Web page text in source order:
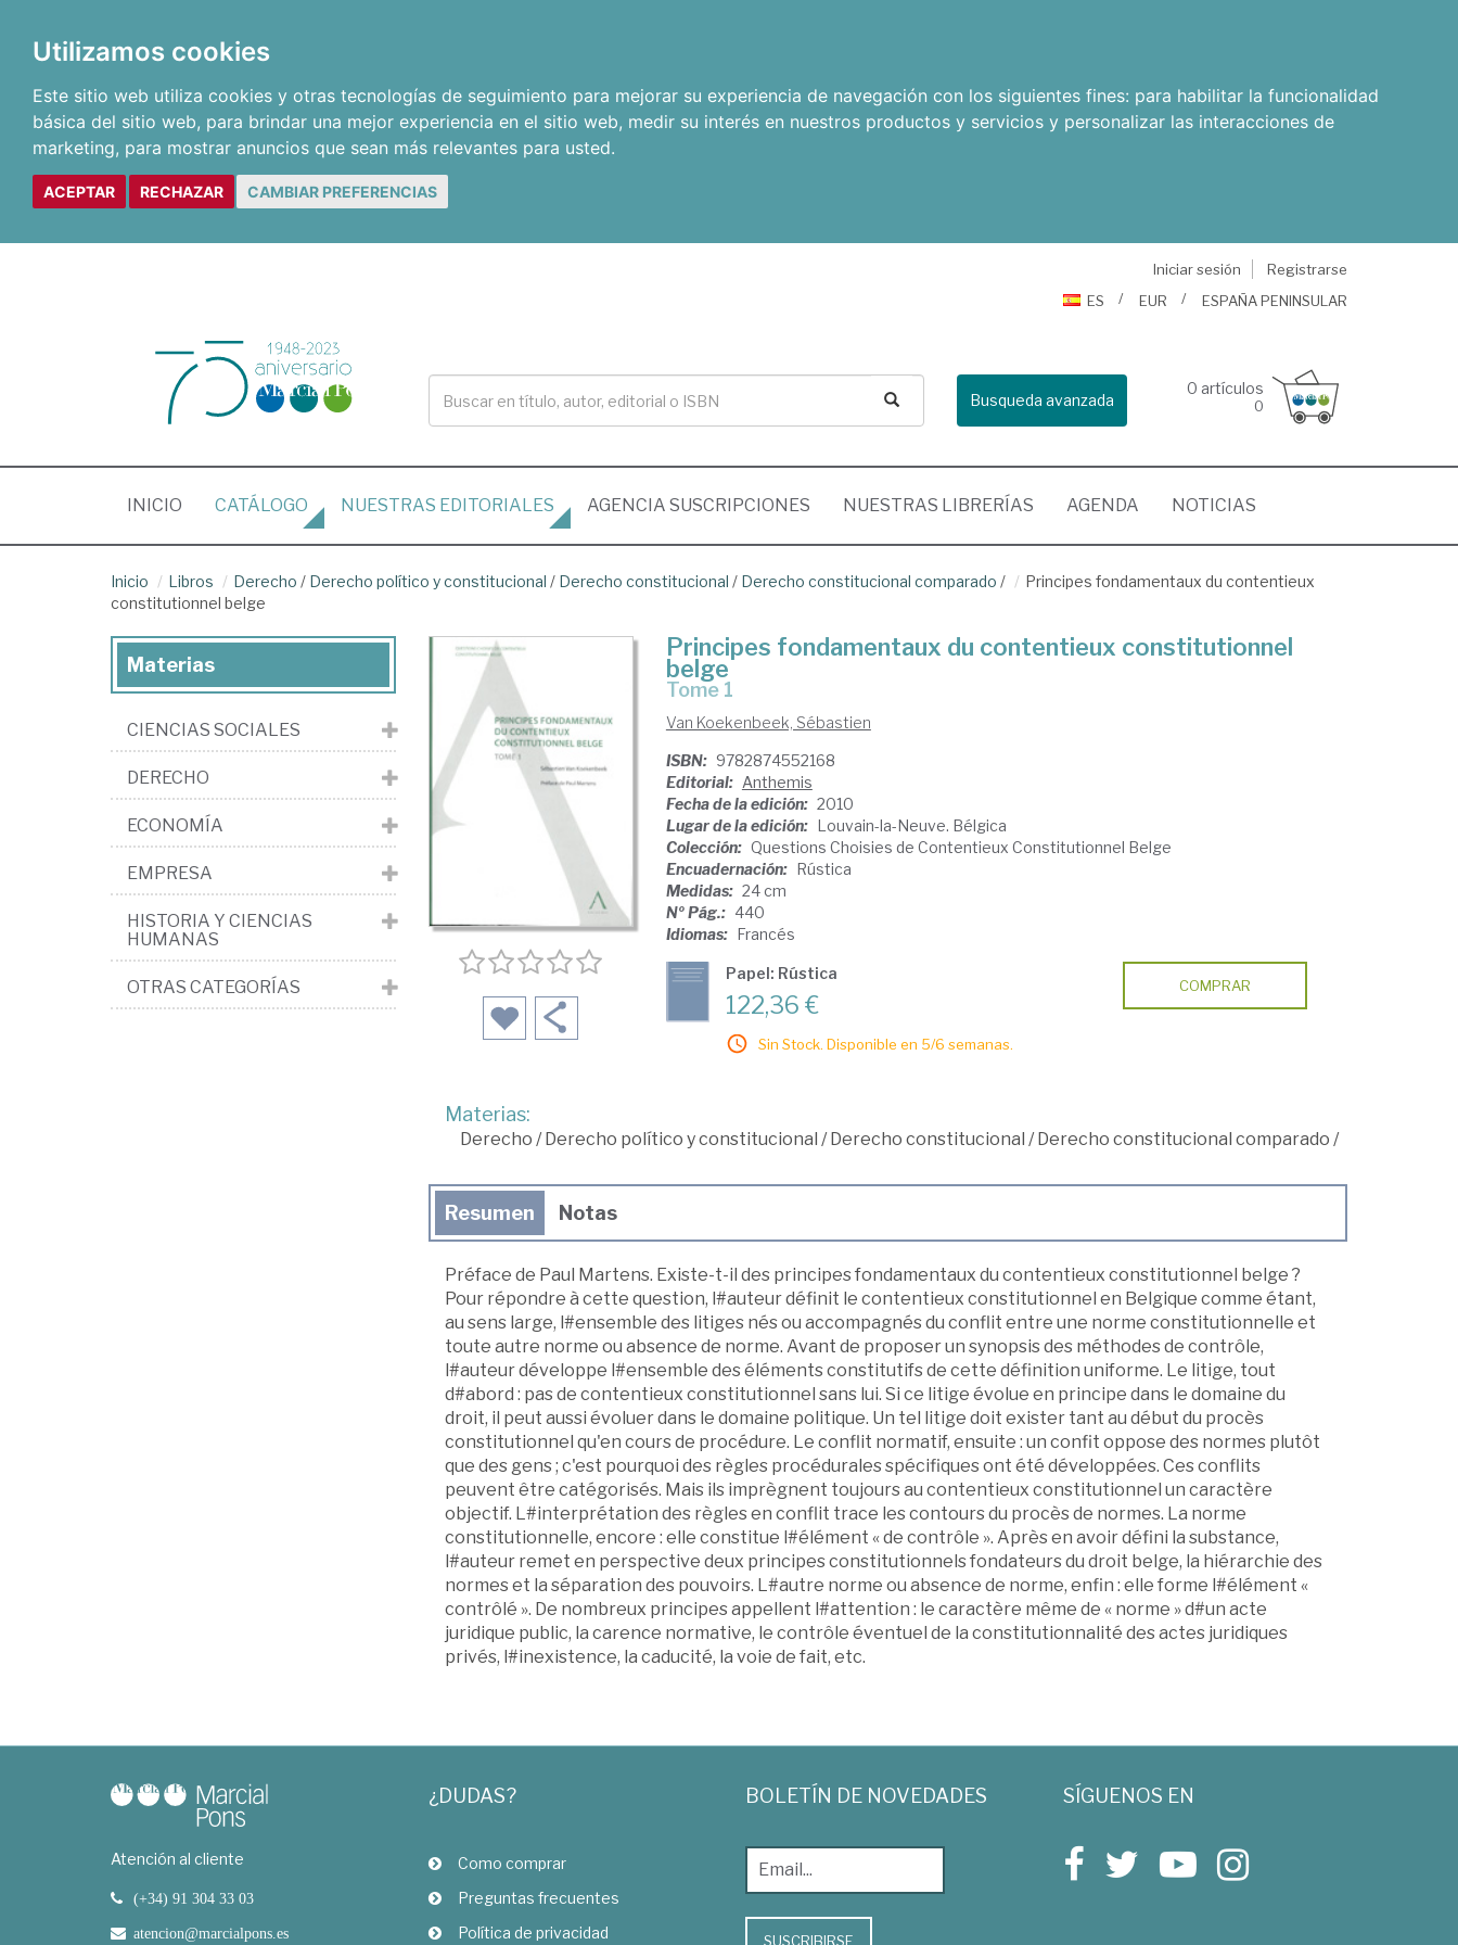
Utilizamos cookies
Este sitio web utiliza cookies y otras tecnologías de seguimiento para mejorar su experiencia de navegación con los siguientes fines: para habilitar la funcionalidad
básica del sitio web, para brindar una mejor experiencia en el sitio web, medir su interés en nuestros productos y servicios y personalizar las interacciones de
marketing, para mostrar anuncios que sean más relevantes para usted.
ACEPTAR RECHAZAR CAMBIAR PREFERENCIAS
Iniciar sesión
Registrarse
ES
EUR ESPAÑA PENINSULAR
Busqueda avanzada
0 artículos
0
INICIO (CURRENT)
CATÁLOGO NUESTRAS EDITORIALES AGENCIA SUSCRIPCIONES NUESTRAS LIBRERÍAS AGENDA NOTICIAS
Inicio Libros Derecho / Derecho político y constitucional / Derecho constitucional / Derecho constitucional comparado /
Principes fondamentaux du contentieux
constitutionnel belge
Principes fondamentaux du contentieux constitutionnel
belge
Tome 1
Van Koekenbeek, Sébastien
ISBN: 9782874552168
Editorial: Anthemis
Fecha de la edición: 2010
Lugar de la edición: Louvain-la-Neuve. Bélgica
Colección: Questions Choisies de Contentieux Constitutionnel Belge
Encuadernación: Rústica
Medidas: 24 cm
Nº Pág.: 440
Idiomas: Francés
Papel: Rústica
122,36 €
Sin Stock. Disponible en 5/6 semanas.
COMPRAR
Materias:
Derecho /Derecho político y constitucional /Derecho constitucional /Derecho constitucional comparado /
Resumen Notas
Préface de Paul Martens. Existe-t-il des principes fondamentaux du contentieux constitutionnel belge ?
Pour répondre à cette question, l#auteur définit le contentieux constitutionnel en Belgique comme étant,
au sens large, l#ensemble des litiges nés ou accompagnés du conflit entre une norme constitutionnelle et
toute autre norme ou absence de norme. Avant de proposer un synopsis des méthodes de contrôle,
l#auteur développe l#ensemble des éléments constitutifs de cette définition uniforme. Le litige, tout
d#abord : pas de contentieux constitutionnel sans lui. Si ce litige évolue en principe dans le domaine du
droit, il peut aussi évoluer dans le domaine politique. Un tel litige doit exister tant au début du procès
constitutionnel qu'en cours de procédure. Le conflit normatif, ensuite : un confit oppose des normes plutôt
que des gens ; c'est pourquoi des règles procédurales spécifiques ont été développées. Ces conflits
peuvent être catégorisés. Mais ils imprègnent toujours au contentieux constitutionnel un caractère
objectif. L#interprétation des règles en conflit trace les contours du procès de normes. La norme
constitutionnelle, encore : elle constitue l#élément « de contrôle ». Après en avoir défini la substance,
l#auteur remet en perspective deux principes constitutionnels fondateurs du droit belge, la hiérarchie des
normes et la séparation des pouvoirs. L#autre norme ou absence de norme, enfin : elle forme l#élément «
contrôlé ». De nombreux principes appellent l#attention : le caractère même de « norme » d#un acte
juridique public, la carence normative, le contrôle éventuel de la constitutionnalité des actes juridiques
privés, l#inexistence, la caducité, la voie de fait, etc.
Materias
CIENCIAS SOCIALES
DERECHO
ECONOMÍA
EMPRESA
HISTORIA Y CIENCIAS
HUMANAS
OTRAS CATEGORÍAS
Atención al cliente
(+34) 91 304 33 03
atencion@marcialpons.es
¿DUDAS?
Como comprar
Preguntas frecuentes
Política de privacidad
BOLETÍN DE NOVEDADES
SUSCRIBIRSE
SÍGUENOS EN